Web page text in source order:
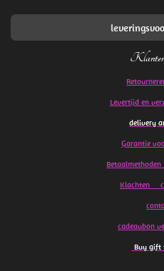
Levertijd en
delivery
Garantie
Klachten
cadeaubon
Buy gift